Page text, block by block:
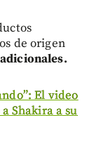
de origen
El video
Shakira a su